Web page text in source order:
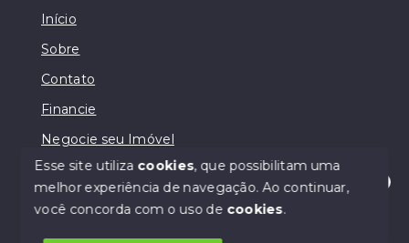
Olá! Estamos disponíveis para te ajudar.
Início
Sobre
Contato
Financie
Negocie seu Imóvel
© Copyright 2026 - Lodi Negócios Imobiliários - Todos
Esse site utiliza cookies, que possibilitam uma
melhor experiência de navegação.Ao continuar,
você concorda com o uso de cookies.